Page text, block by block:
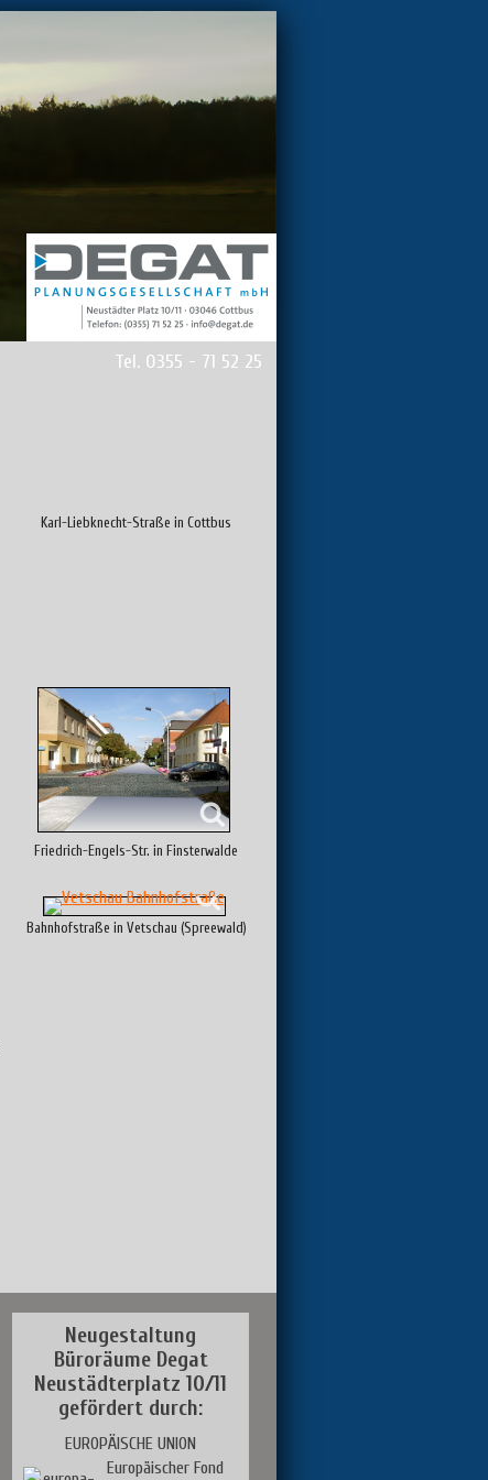
Tel. 0355 - 71 52 25
Karl-Liebknecht-Straße in Cottbus
Friedrich-Engels-Str. in Finsterwalde
Bahnhofstraße in Vetschau (Spreewald)
Neugestaltung
Büroräume Degat
Neustädterplatz 10/11
gefördert durch:
EUROPÄISCHE UNION
Europäischer Fond